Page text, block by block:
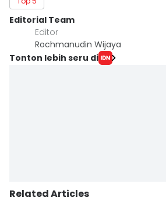
Editorial Team
Editor
Rochmanudin Wijaya
Tonton lebih seru di
Related Articles